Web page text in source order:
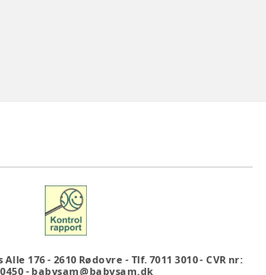
Alle 176 - 2610 Rødovre - Tlf. 7011 3010-CVR nr:
-babysam@babysam.dk